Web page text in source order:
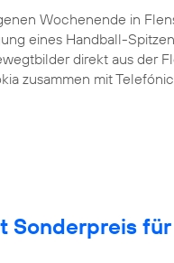
Wochenende in
eines Handball-
direkt aus der
zusammen mit
Sonderpreis